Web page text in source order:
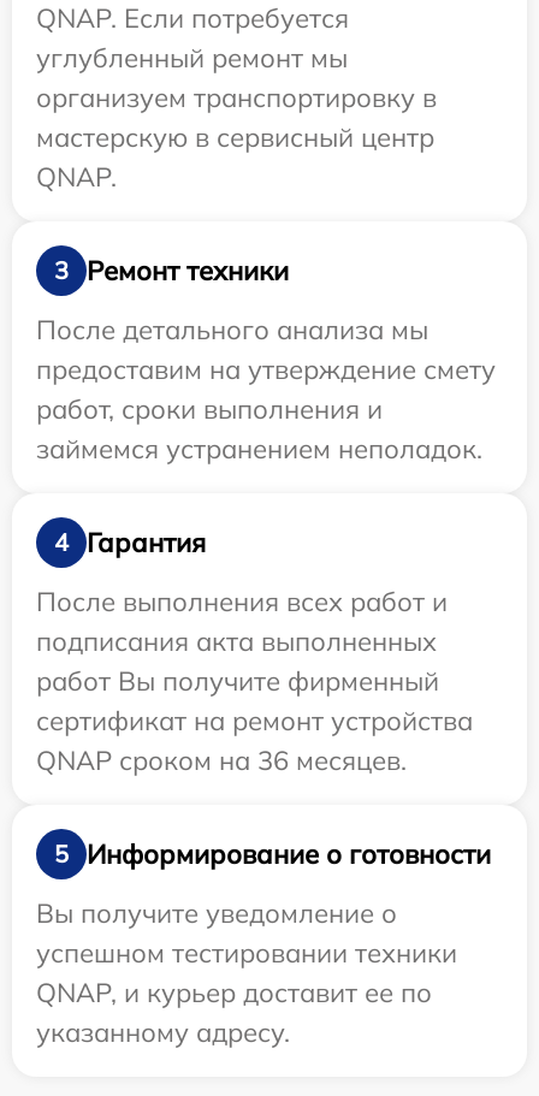
QNAP. Если потребуется
углубленный ремонт мы
организуем транспортировку в
мастерскую в сервисный центр
QNAP.
3
Ремонт техники
После детального анализа мы
предоставим на утверждение смету
работ, сроки выполнения и
займемся устранением неполадок.
4
Гарантия
После выполнения всех работ и
подписания акта выполненных
работ Вы получите фирменный
сертификат на ремонт устройства
QNAP сроком на 36 месяцев.
5
Информирование о готовности
Вы получите уведомление о
успешном тестировании техники
QNAP, и курьер доставит ее по
указанному адресу.